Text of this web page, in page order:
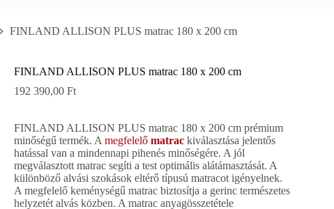
FINLAND ALLISON PLUS matrac 180 x 200 cm
FINLAND ALLISON PLUS matrac 180 x 200 cm
192 390,00Ft
FINLAND ALLISON PLUS matrac 180 x 200 cm prémium
minőségű termék. Amegfelelőmatrac kiválasztása jelentős
hatással van a mindennapi pihenés minőségére. A jól
megválasztott matrac segíti a test optimális alátámasztását. A
különböző alvási szokások eltérő típusú matracot igényelnek.
A megfelelő keménységű matrac biztosítja a gerinc természetes
helyzetét alvás közben. A matrac anyagösszetétele